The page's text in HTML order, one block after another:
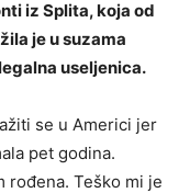
iz Splita, koja od
je u suzama
useljenica.
se u Americi jer
pet godina.
rođena. Teško mi je